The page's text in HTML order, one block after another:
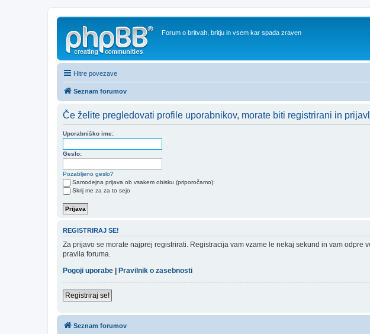
Forum o britvah, britju in vsem kar spada zraven
Hitre povezave
Seznam forumov
Če želite pregledovati profile uporabnikov, morate biti registrirani in
Uporabniško ime:
Geslo:
Pozabljeno geslo?
Samodejna prijava ob vsakem obisku (priporočamo):
Skrij me za za to sejo
REGISTRIRAJ SE!
Za prijavo se morate najprej registrirati. Registracija vam vzame le nekaj sekund in vam
pravila foruma.
Pogoji uporabe | Pravilnik o zasebnosti
Registriraj se!
Seznam forumov